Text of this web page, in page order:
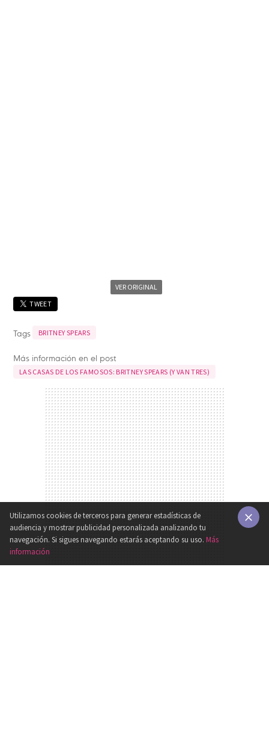
VER ORIGINAL
TWEET
Tags BRITNEY SPEARS
Más información en el post
LAS CASAS DE LOS FAMOSOS: BRITNEY SPEARS (Y VAN TRES)
Utilizamos cookies de terceros para generar estadísticas de
audiencia y mostrar publicidad personalizada analizando tu
navegación. Si sigues navegando estarás aceptando su uso. Más
información